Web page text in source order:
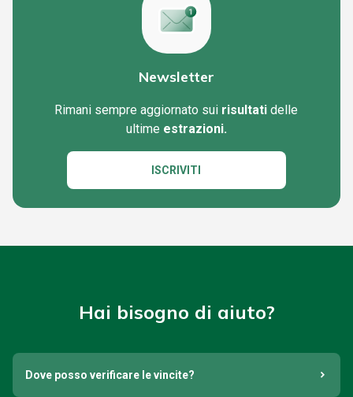
Newsletter
Rimani sempre aggiornato sui risultati delle
ultime estrazioni.
ISCRIVITI
Hai bisogno di aiuto?
Dove posso verificare le vincite?